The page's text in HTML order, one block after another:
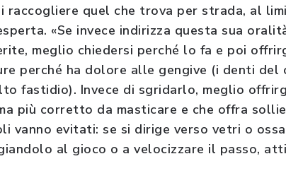
raccogliere quel che trova per strada, al
«Se invece indirizza questa sua
meglio chiedersi perché lo fa e poi
perché ha dolore alle gengive (i denti del
fastidio). Invece di sgridarlo, meglio
più corretto da masticare e che offra
vanno evitati: se si dirige verso vetri o
al gioco o a velocizzare il passo,